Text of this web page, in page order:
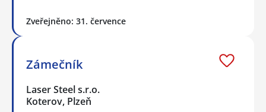
Zveřejněno: 31. července
Zámečník
Laser Steel s.r.o.
Koterov, Plzeň